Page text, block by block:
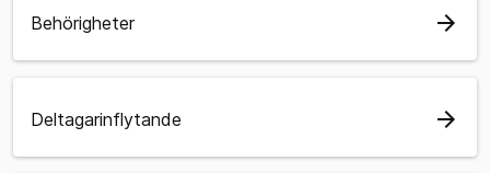
Behörigheter arrow_forward
Deltagarinflytande arrow_forward